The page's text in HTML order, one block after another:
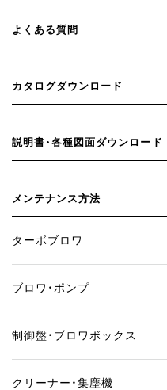
よくある質問
カタログダウンロード
説明書・各種図面ダウンロード
メンテナンス方法
ターボブロワ
ブロワ・ポンプ
制御盤・ブロワボックス
クリーナー・集塵機